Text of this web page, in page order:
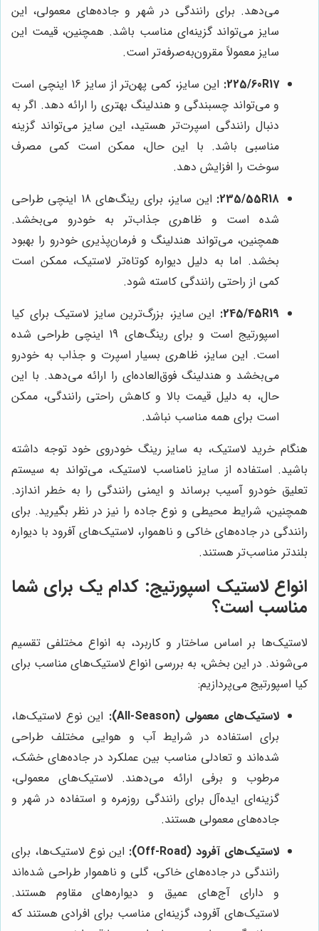
می‌دهد. برای رانندگی در شهر و جاده‌های معمولی، این
سایز می‌تواند گزینه‌ای مناسب باشد. همچنین، قیمت این
سایز معمولاً مقرون‌به‌صرفه‌تر است.
225/60R17:
این سایز، کمی پهن‌تر از سایز 16 اینچی است
و می‌تواند چسبندگی و هندلینگ بهتری را ارائه دهد. اگر به
دنبال رانندگی اسپرت‌تر هستید، این سایز می‌تواند گزینه
مناسبی باشد. با این حال، ممکن است کمی مصرف
سوخت را افزایش دهد.
235/55R18:
این سایز، برای رینگ‌های 18 اینچی طراحی
شده است و ظاهری جذاب‌تر به خودرو می‌بخشد.
همچنین، می‌تواند هندلینگ و فرمان‌پذیری خودرو را بهبود
بخشد. اما به دلیل دیواره کوتاه‌تر لاستیک، ممکن است
کمی از راحتی رانندگی کاسته شود.
245/45R19: این سایز، بزرگ‌ترین سایز لاستیک برای کیا
اسپورتیج است و برای رینگ‌های 19 اینچی طراحی شده
است. این سایز، ظاهری بسیار اسپرت و جذاب به خودرو
می‌بخشد و هندلینگ فوق‌العاده‌ای را ارائه می‌دهد. با این
حال، به دلیل قیمت بالا و کاهش راحتی رانندگی، ممکن
است برای همه مناسب نباشد.
هنگام خرید لاستیک، به سایز رینگ خودروی خود توجه داشته
باشید. استفاده از سایز نامناسب لاستیک، می‌تواند به سیستم
تعلیق خودرو آسیب برساند و ایمنی رانندگی را به خطر اندازد.
همچنین، شرایط محیطی و نوع جاده را نیز در نظر بگیرید. برای
رانندگی در جاده‌های خاکی و ناهموار، لاستیک‌های آفرود با دیواره
بلندتر مناسب‌تر هستند.
انواع لاستیک اسپورتیج: کدام یک برای شما
مناسب است؟
لاستیک‌ها بر اساس ساختار و کاربرد، به انواع مختلفی تقسیم
می‌شوند. در این بخش، به بررسی انواع لاستیک‌های مناسب برای
کیا اسپورتیج می‌پردازیم:
لاستیک‌های معمولی (All-Season):
این نوع لاستیک‌ها،
برای استفاده در شرایط آب و هوایی مختلف طراحی
شده‌اند و تعادلی مناسب بین عملکرد در جاده‌های خشک،
مرطوب و برفی ارائه می‌دهند. لاستیک‌های معمولی،
گزینه‌ای ایده‌آل برای رانندگی روزمره و استفاده در شهر و
جاده‌های معمولی هستند.
لاستیک‌های آفرود (Off-Road):
این نوع لاستیک‌ها، برای
رانندگی در جاده‌های خاکی، گلی و ناهموار طراحی شده‌اند
و دارای آج‌های عمیق و دیواره‌های مقاوم هستند.
لاستیک‌های آفرود، گزینه‌ای مناسب برای افرادی هستند که